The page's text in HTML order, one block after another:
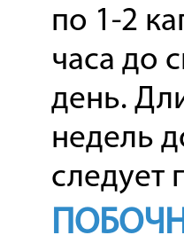
по 1-2
часа до
день.
недель
следует